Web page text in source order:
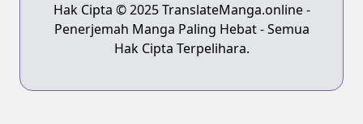
Hak Cipta © 2025 TranslateManga.online -
Penerjemah Manga Paling Hebat - Semua
Hak Cipta Terpelihara.